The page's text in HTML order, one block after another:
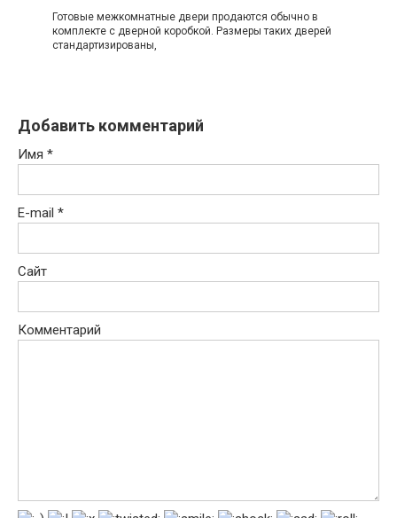
Готовые межкомнатные двери продаются обычно в
комплекте с дверной коробкой. Размеры таких дверей
стандартизированы,
Добавить комментарий
Имя *
E-mail *
Сайт
Комментарий